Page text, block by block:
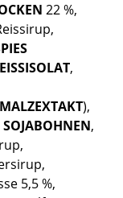
22 %,
,
),
SOJABOHNEN,
5,5 %,